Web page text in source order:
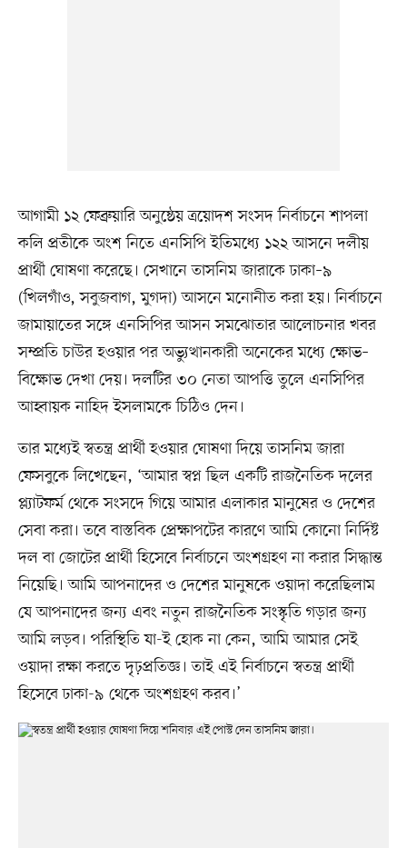
আগামী ১২ ফেব্রুয়ারি অনুষ্ঠেয় ত্রয়োদশ সংসদ নির্বাচনে শাপলা
কলি প্রতীকে অংশ নিতে এনসিপি ইতিমধ্যে ১২২ আসনে দলীয়
প্রার্থী ঘোষণা করেছে। সেখানে তাসনিম জারাকে ঢাকা–৯
(খিলগাঁও, সবুজবাগ, মুগদা) আসনে মনোনীত করা হয়। নির্বাচনে
জামায়াতের সঙ্গে এনসিপির আসন সমঝোতার আলোচনার খবর
সম্প্রতি চাউর হওয়ার পর অভ্যুত্থানকারী অনেকের মধ্যে ক্ষোভ–
বিক্ষোভ দেখা দেয়। দলটির ৩০ নেতা আপত্তি তুলে এনসিপির
আহ্বায়ক নাহিদ ইসলামকে চিঠিও দেন।
তার মধ্যেই স্বতন্ত্র প্রার্থী হওয়ার ঘোষণা দিয়ে তাসনিম জারা
ফেসবুকে লিখেছেন, ‘আমার স্বপ্ন ছিল একটি রাজনৈতিক দলের
প্ল্যাটফর্ম থেকে সংসদে গিয়ে আমার এলাকার মানুষের ও দেশের
সেবা করা। তবে বাস্তবিক প্রেক্ষাপটের কারণে আমি কোনো নির্দিষ্ট
দল বা জোটের প্রার্থী হিসেবে নির্বাচনে অংশগ্রহণ না করার সিদ্ধান্ত
নিয়েছি। আমি আপনাদের ও দেশের মানুষকে ওয়াদা করেছিলাম
যে আপনাদের জন্য এবং নতুন রাজনৈতিক সংস্কৃতি গড়ার জন্য
আমি লড়ব। পরিস্থিতি যা-ই হোক না কেন, আমি আমার সেই
ওয়াদা রক্ষা করতে দৃঢ়প্রতিজ্ঞ। তাই এই নির্বাচনে স্বতন্ত্র প্রার্থী
হিসেবে ঢাকা-৯ থেকে অংশগ্রহণ করব।’